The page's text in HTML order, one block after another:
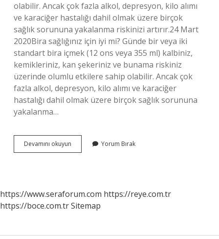
olabilir. Ancak çok fazla alkol, depresyon, kilo alımı
ve karaciğer hastalığı dahil olmak üzere birçok
sağlık sorununa yakalanma riskinizi artırır.24 Mart
2020Bira sağlığınız için iyi mi? Günde bir veya iki
standart bira içmek (12 ons veya 355 ml) kalbiniz,
kemikleriniz, kan şekeriniz ve bunama riskiniz
üzerinde olumlu etkilere sahip olabilir. Ancak çok
fazla alkol, depresyon, kilo alımı ve karaciğer
hastalığı dahil olmak üzere birçok sağlık sorununa
yakalanma…
Devamını okuyun
Mı
Mı
Yorum Bırak
https://www.seraforum.com https://reye.com.tr
https://boce.com.trSitemap